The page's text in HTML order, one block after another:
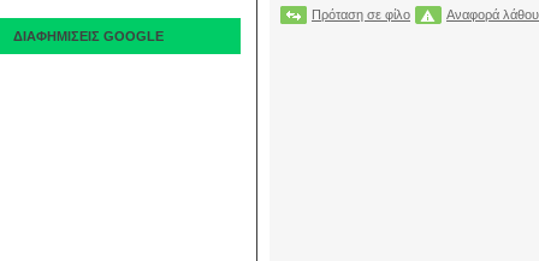
ΔΙΑΦΗΜΙΣΕΙΣ GOOGLE
Πρόταση σε φίλο Αναφορά